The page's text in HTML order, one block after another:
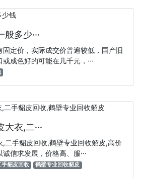
多少···
定价，实际成交价普遍较低，国产旧
成色好的可能在几千元，···
衣,二···
二手貂皮回收,鹤壁专业回收貂皮,高价
信求发展，价格高、服···
手貂皮回收 鹤壁专业回收貂皮